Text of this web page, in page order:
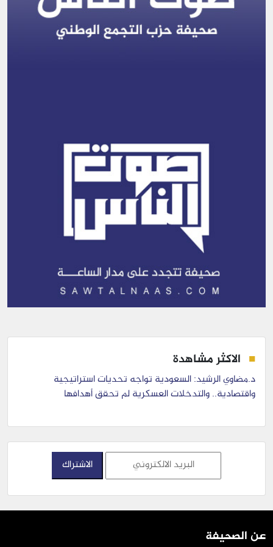
الاكثر مشاهدة
د.مضاوي الرشيد: السعودية تواجه تحديات استراتيجية
واقتصادية.. والتدخلات العسكرية لم تحقق أهدافها
عن الصحيفة